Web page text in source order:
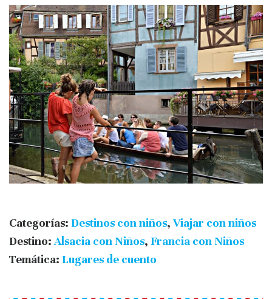
Categorías: Destinos con niños, Viajar con niños
Destino:Alsacia con Niños, Francia con Niños
Temática: Lugares de cuento